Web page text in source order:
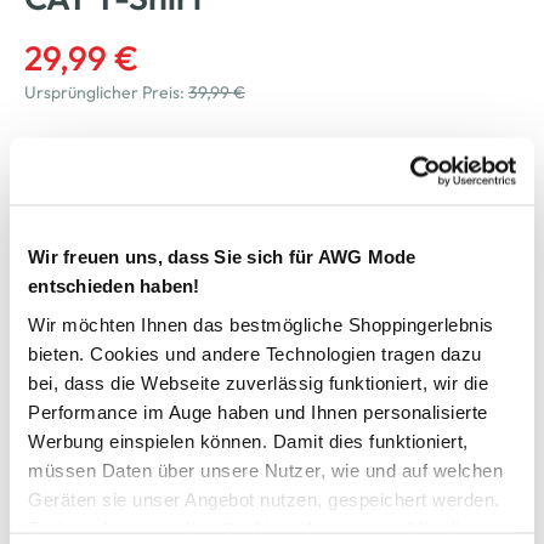
Wir freuen uns, dass Sie sich für AWG Mode
entschieden haben!
Wir möchten Ihnen das bestmögliche Shoppingerlebnis
bieten. Cookies und andere Technologien tragen dazu
bei, dass die Webseite zuverlässig funktioniert, wir die
Performance im Auge haben und Ihnen personalisierte
Werbung einspielen können. Damit dies funktioniert,
müssen Daten über unsere Nutzer, wie und auf welchen
Geräten sie unser Angebot nutzen, gespeichert werden.
29,99 €
Ursprünglicher Preis: 39,99 €
Größe:
M L XL XXL
Bitte wählen Sie eine Größe aus